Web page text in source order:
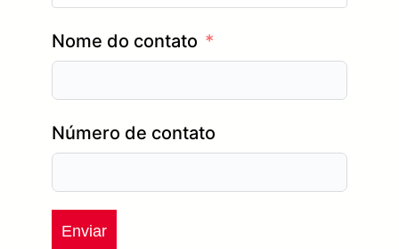
Nome do contato
Número de contato
Enviar